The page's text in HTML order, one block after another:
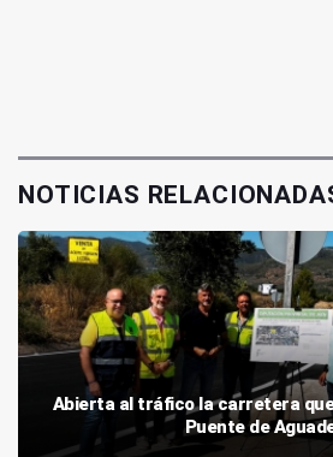
NOTICIAS
Abierta al tráfico la carretera
Puente de